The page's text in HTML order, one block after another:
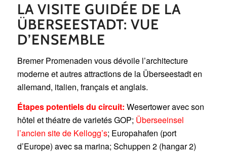
LA VISITE GUIDÉE DE LA
ÜBERSEESTADT: VUE
D’ENSEMBLE
Bremer Promenaden vous dévoile l’architecture
moderne et autres attractions de la Überseestadt en
allemand, italien, français et anglais.
Étapes potentiels du circuit: Wesertower avec son
hôtel et théatre de varietés GOP; Überseeinsel
l’ancien site de Kellogg’s; Europahafen (port
d’Europe) avec sa marina; Schuppen 2 (hangar 2)